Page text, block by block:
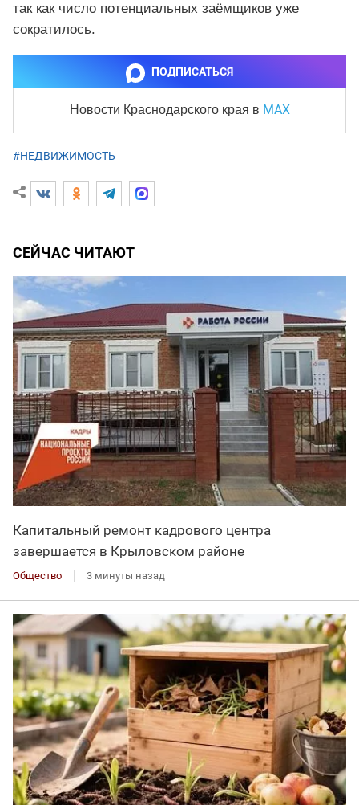
так как число потенциальных заёмщиков уже
сократилось.
ПОДПИСАТЬСЯ
Новости Краснодарского края в MAX
#НЕДВИЖИМОСТЬ
СЕЙЧАС ЧИТАЮТ
Капитальный ремонт кадрового центра
завершается в Крыловском районе
Общество 3 минуты назад